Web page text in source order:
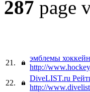
287 page
21.
эмблемы
http://
22.
DiveLIST.ru
http://